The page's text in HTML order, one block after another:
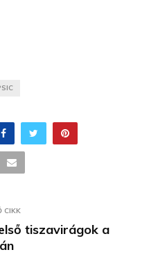
CIKK
tiszavirágok a